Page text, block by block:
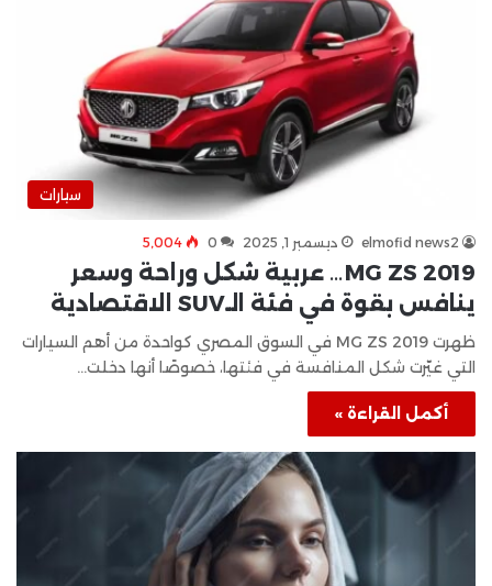
سيارات
elmofid news2 ديسمبر 1, 2025 0 5٬004
MG ZS 2019… عربية شكل وراحة وسعر
ينافس بقوة في فئة الـSUV الاقتصادية
ظهرت MG ZS 2019 في السوق المصري كواحدة من أهم السيارات
التي غيّرت شكل المنافسة في فئتها، خصوصًا أنها دخلت…
أكمل القراءة »